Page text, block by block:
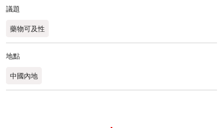
議題
藥物可及性
地點
中國內地